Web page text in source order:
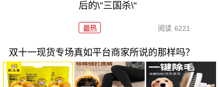
后的\"三国杀\"
最热 阅读 6221
双十一现货专场真如平台商家所说的那样吗？